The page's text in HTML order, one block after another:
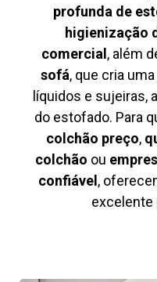
profunda de
higienização
comercial , além
sofá, que cria
líquidos e sujeiras,
do estofado. Para
colchão preço,
colchão ou
confiável ,